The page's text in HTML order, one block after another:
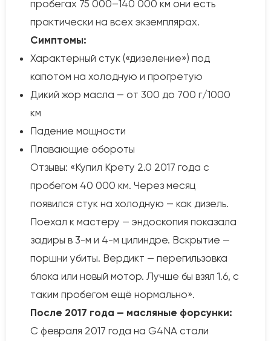
пробегах 75 000–140 000 км они есть
практически на всех экземплярах.
Симптомы:
Характерный стук («дизеление») под
капотом на холодную и прогретую
Дикий жор масла — от 300 до 700 г/1000
км
Падение мощности
Плавающие обороты
Отзывы: «Купил Крету 2.0 2017 года с
пробегом 40 000 км. Через месяц
появился стук на холодную — как дизель.
Поехал к мастеру — эндоскопия показала
задиры в 3-м и 4-м цилиндре. Вскрытие —
поршни убиты. Вердикт — перегильзовка
блока или новый мотор. Лучше бы взял 1.6, с
таким пробегом ещё нормально».
После 2017 года — масляные форсунки:
С февраля 2017 года на G4NA стали